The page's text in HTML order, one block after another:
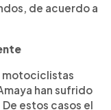
de acuerdo a
motociclistas
han sufrido
estos casos el